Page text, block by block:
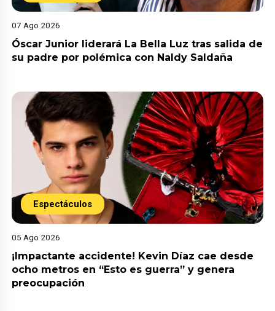
07 Ago 2026
Óscar Junior liderará La Bella Luz tras salida de
su padre por polémica con Naldy Saldaña
Espectáculos
05 Ago 2026
¡Impactante accidente! Kevin Díaz cae desde
ocho metros en “Esto es guerra” y genera
preocupación